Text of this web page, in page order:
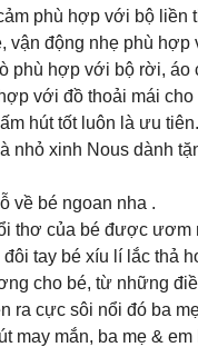
phù hợp với bộ liền
vận động nhẹ phù
phù hợp với bộ rời, áo
với đồ thoải mái
hút tốt luôn là ưu tiên.
nhỏ xinh Nous dành
về bé ngoan nha .
thơ của bé được ươm
tay bé xíu lí lắc thả
cho bé, từ những
ra cực sôi nổi đó ba
may mắn, ba mẹ &